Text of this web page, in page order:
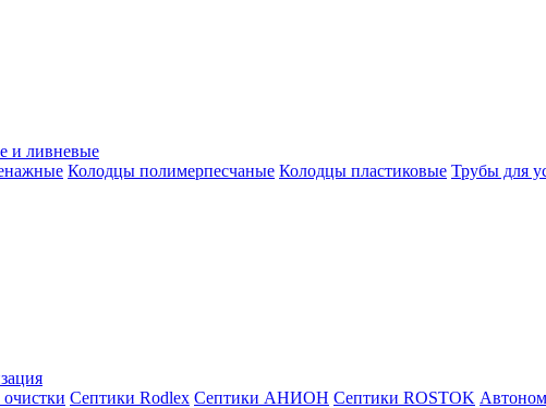
и ливневые
Колодцы полимерпесчаные Колодцы пластиковые Трубы для
Септики Rodlex Септики АНИОН Септики ROSTOK